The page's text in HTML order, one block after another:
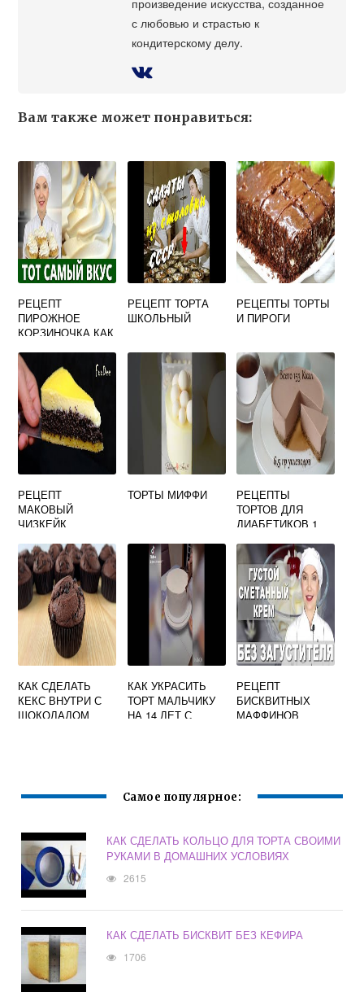
с любовью и страстью к
кондитерскому делу.
Вам также может понравиться:
РЕЦЕПТ
ПИРОЖНОЕ
КОРЗИНОЧКА КАК
РЕЦЕПТ ТОРТА
ШКОЛЬНЫЙ
РЕЦЕПТЫ ТОРТЫ
И ПИРОГИ
РЕЦЕПТ
МАКОВЫЙ
ЧИЗКЕЙК
ТОРТЫ МИФФИ
РЕЦЕПТЫ
ТОРТОВ ДЛЯ
ДИАБЕТИКОВ 1
КАК СДЕЛАТЬ
КЕКС ВНУТРИ С
ШОКОЛАДОМ
КАК УКРАСИТЬ
ТОРТ МАЛЬЧИКУ
НА 14 ЛЕТ С
РЕЦЕПТ
БИСКВИТНЫХ
МАФФИНОВ
Самое популярное:
КАК СДЕЛАТЬ КОЛЬЦО ДЛЯ ТОРТА СВОИМИ
РУКАМИ В ДОМАШНИХ УСЛОВИЯХ
2615
КАК СДЕЛАТЬ БИСКВИТ БЕЗ КЕФИРА
1706